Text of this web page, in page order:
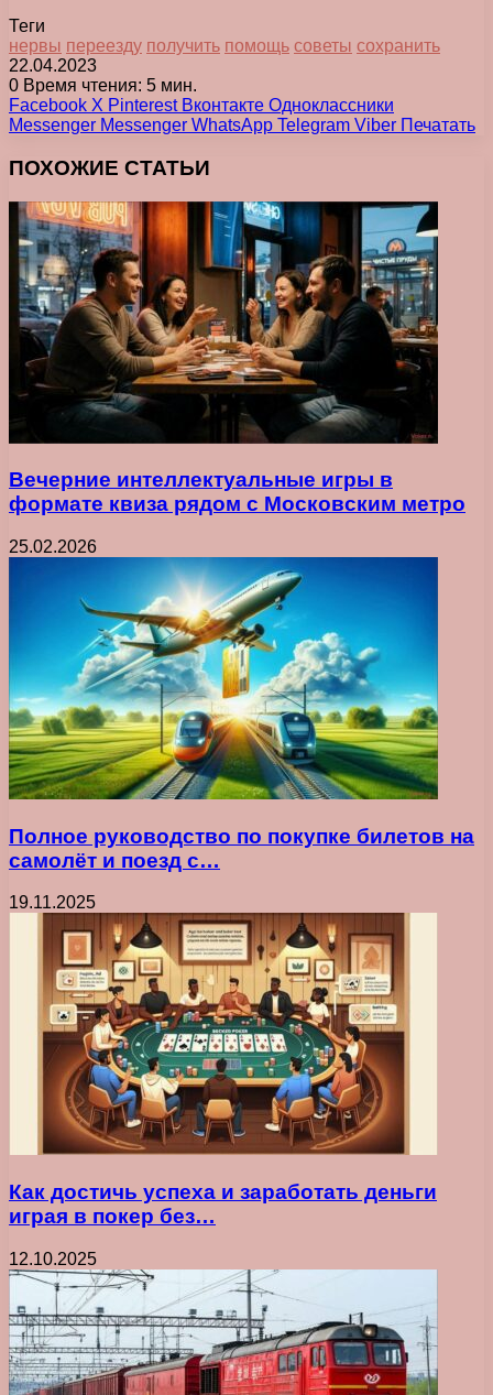
Теги
нервы переезду получить помощь советы сохранить
22.04.2023
0 Время чтения: 5 мин.
Facebook X Pinterest Вконтакте Одноклассники
Messenger Messenger WhatsApp Telegram Viber Печатать
ПОХОЖИЕ СТАТЬИ
Вечерние интеллектуальные игры в
формате квиза рядом с Московским метро
25.02.2026
Полное руководство по покупке билетов на
самолёт и поезд с…
19.11.2025
Как достичь успеха и заработать деньги
играя в покер без…
12.10.2025